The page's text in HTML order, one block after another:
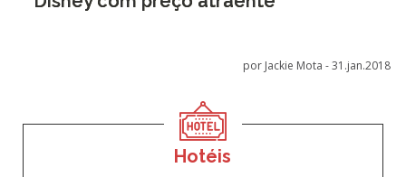
por Jackie Mota -31.jan.2018
Hotéis